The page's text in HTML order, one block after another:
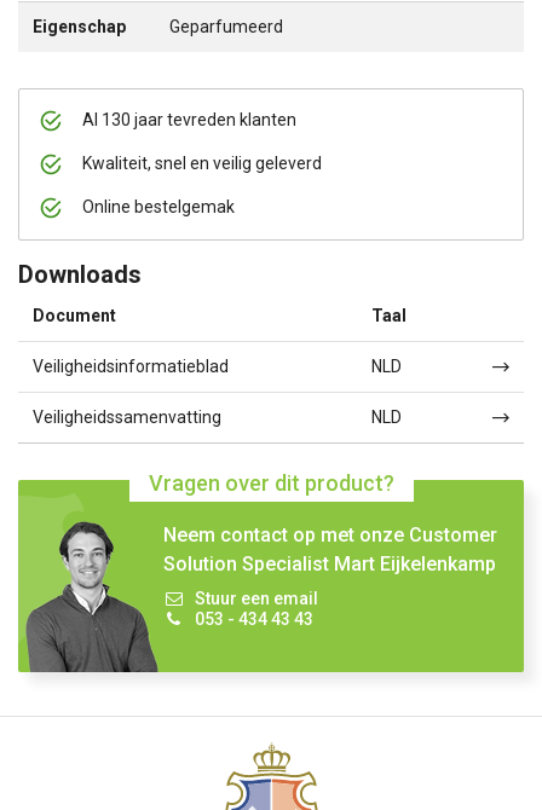
Al 130 jaar tevreden klanten
Kwaliteit, snel en veilig geleverd
Online bestelgemak
Downloads
Document Taal
Veiligheidsinformatieblad NLD
Veiligheidssamenvatting NLD
Vragen over dit product?
Neem contact op met onze Customer
Solution Specialist Mart Eijkelenkamp
Stuur een email
053 - 434 43 43
Eigenschap Geparfumeerd